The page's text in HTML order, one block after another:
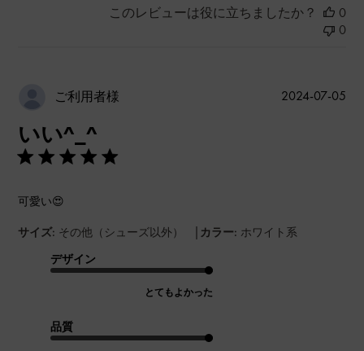
このレビューは役に立ちましたか？
0
0
ご利用者様
いい^_^
可愛い😍
サイズ: その他（シューズ以外） | カラー: ホワイト系
デザイン
とてもよかった
品質
公
2024-07-05